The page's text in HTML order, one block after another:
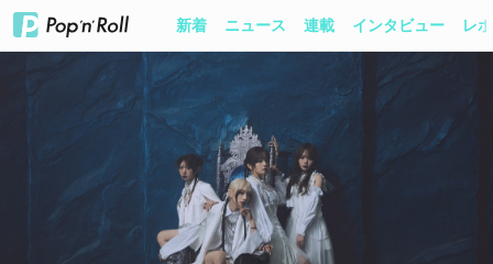
新着 ニュース 連載 インタビュー レ